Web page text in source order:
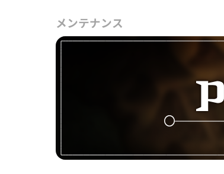
メンテナンス